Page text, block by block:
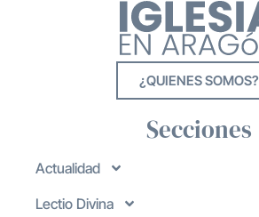
¿QUIENES SOMOS?
Secciones
Actualidad
Lectio Divina